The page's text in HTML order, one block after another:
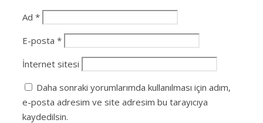
Ad *
E-posta *
İnternet sitesi
Daha sonraki yorumlarımda kullanılması için adım,
e-posta adresim ve site adresim bu tarayıcıya
kaydedilsin.